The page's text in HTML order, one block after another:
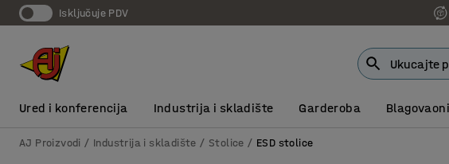
Isključuje PDV
Ured i konferencija Industrija i skladište Garderoba
AJ Proizvodi Industrija i skladište Stolice ESD stolice